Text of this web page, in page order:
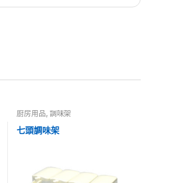
廚房用品, 調味架
七頭調味架